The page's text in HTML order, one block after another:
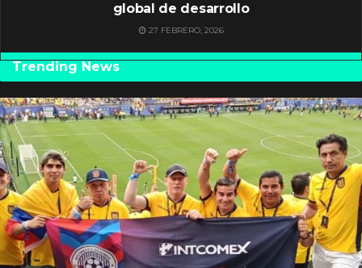
global de desarrollo
27 FEBRERO, 2026
Trending News